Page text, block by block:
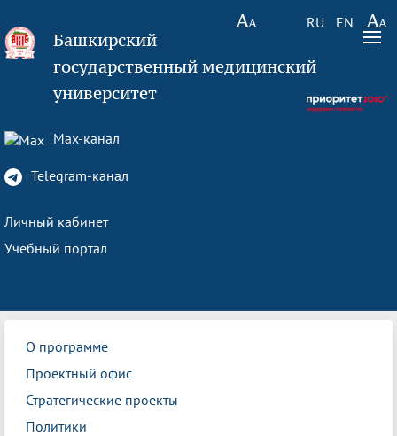
RU EN
Башкирский
государственный медицинский
университет
Max-канал
Telegram-канал
Личный кабинет
Учебный портал
О программе
Проектный офис
Стратегические проекты
Политики